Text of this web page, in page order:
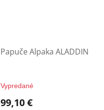
Papuče Alpaka ALADDIN
Vypredané
99,10 €